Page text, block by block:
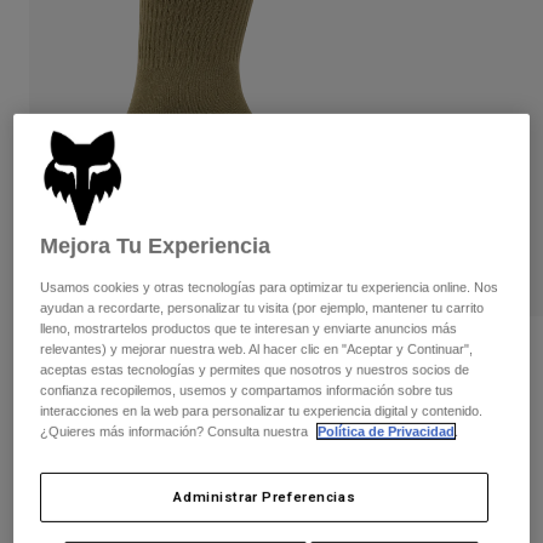
Pantalones largos
Pantalones cortos
Chaquetas y chalecos
Protecciones
Gafas de protección
Calcetines
Recambios
Pantalones
Guantes
Chaquetas
Protecciones
Gafas de protección
Calcetines
Mochilas y accesorios
Recambios
Mujer
Camisetas y tops
Chaquetas
Pantalones
Camisas
Ver todo
Niños
Gafas de Protección
Ver todo
Moto
Cascos
Camisetas
Pantalones
Botas
Protecciones
Guantes
Gafas de Protección
Opiniones
Calcetines Defend Winter 20 cm
Price reduced from
Mejora Tu Experiencia
Usamos cookies y otras tecnologías para optimizar tu experiencia online. Nos
ayudan a recordarte, personalizar tu visita (por ejemplo, mantener tu carrito
lleno, mostrartelos productos que te interesan y enviarte anuncios más
relevantes) y mejorar nuestra web. Al hacer clic en "Aceptar y Continuar",
aceptas estas tecnologías y permites que nosotros y nuestros socios de
confianza recopilemos, usemos y compartamos información sobre tus
interacciones en la web para personalizar tu experiencia digital y contenido.
¿Quieres más información? Consulta nuestra
Política de Privacidad
Administrar Preferencias